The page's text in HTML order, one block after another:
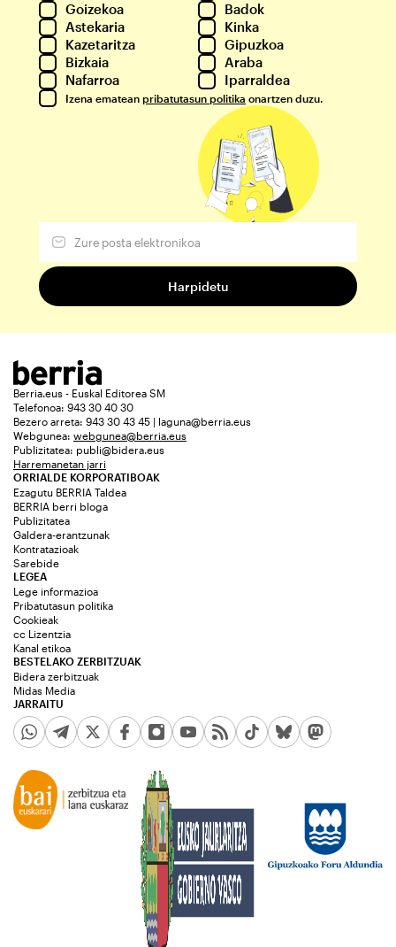
Goizekoa
Badok
Astekaria
Kinka
Kazetaritza
Gipuzkoa
Bizkaia
Araba
Nafarroa
Iparraldea
Izena ematean pribatutasun politika onartzen duzu.
Berria.eus - Euskal Editorea SM
Telefonoa: 943 30 40 30
Bezero arreta: 943 30 43 45 | laguna@berria.eus
Webgunea: webgunea@berria.eus
Publizitatea: publi@bidera.eus
Harremanetan jarri
ORRIALDE KORPORATIBOAK
Ezagutu BERRIA Taldea
BERRIA berri bloga
Publizitatea
Galdera-erantzunak
Kontratazioak
Sarebide
JARRAITU
LEGEA
Lege informazioa
Pribatutasun politika
Cookieak
cc Lizentzia
Kanal etikoa
BESTELAKO ZERBITZUAK
Bidera zerbitzuak
Midas Media